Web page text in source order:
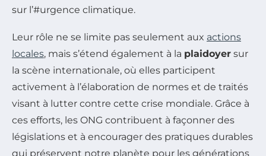
sur l’#urgence climatique.
Leur rôle ne se limite pas seulement aux actions
locales, mais s’étend également à la plaidoyer sur
la scène internationale, où elles participent
activement à l’élaboration de normes et de traités
visant à lutter contre cette crise mondiale. Grâce à
ces efforts, les ONG contribuent à façonner des
législations et à encourager des pratiques durables
qui préservent notre planète pour les générations